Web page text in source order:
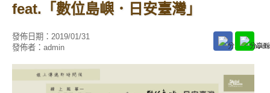
feat.「數位島嶼．日安臺灣」
發佈日期： 2019/01/31
發佈者： admin